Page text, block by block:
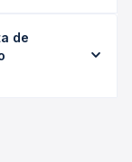
em média
a empresa,
Na Quero
de